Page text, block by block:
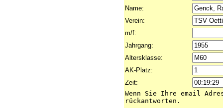
Name:
Verein:
m/f:
Jahrgang:
Altersklasse:
AK-Platz:
Zeit:
Wenn Sie Ihre email
rückantworten.